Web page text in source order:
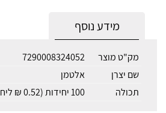
מידע נוסף
מק"ט מוצר
7290008324052
שם יצרן
אלטמן
תכולה
100 יחידות (0.52 ₪ ליחידה)